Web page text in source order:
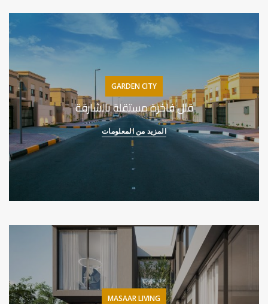
GARDEN CITY
فلل فاخرة مستقلة بالشارقة
المزيد من المعلومات
MASAAR LIVING